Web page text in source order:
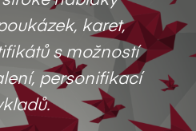
karet,
s možností
personifikací